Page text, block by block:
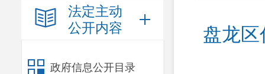
法定主动
公开内容
政府信息公开目录
盘龙